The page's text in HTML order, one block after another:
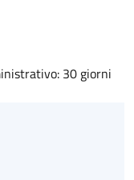
30 giorni